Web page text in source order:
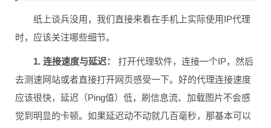
纸上谈兵没用，我们直接来看在手机上实际使用IP代理
时，应该关注哪些细节。
1. 连接速度与延迟：
打开代理软件，连接一个IP，然后
去测速网站或者直接打开网页感受一下。好的代理连接速度
应该很快，延迟（Ping值）低，刷信息流、加载图片不会感
觉到明显的卡顿。如果延迟动不动就几百毫秒，那基本可以